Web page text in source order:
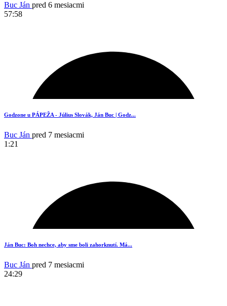
1
Buc Ján pred 6 mesiacmi
57:58
15
Godzone u PÁPEŽA - Július Slovák, Ján Buc | Godz...
Buc Ján pred 7 mesiacmi
1:21
Ján Buc: Boh nechce, aby sme boli zahorknutí. Má...
Buc Ján pred 7 mesiacmi
24:29